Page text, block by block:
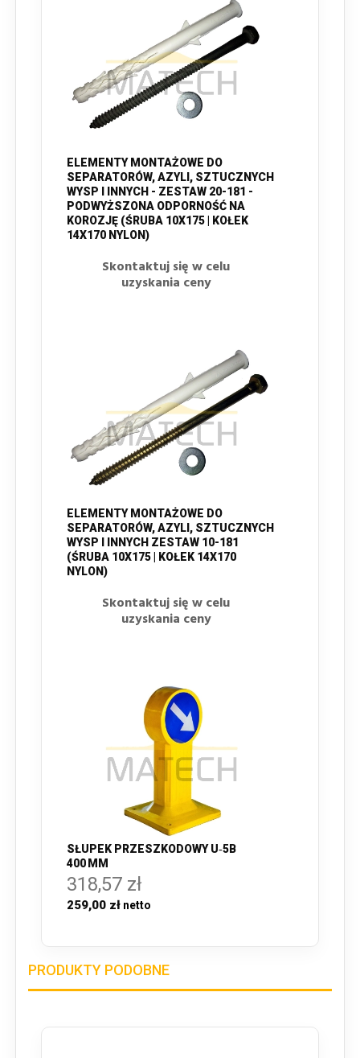
ELEMENTY MONTAŻOWE DO
SEPARATORÓW, AZYLI, SZTUCZNYCH
WYSP I INNYCH - ZESTAW 20-181 -
PODWYŻSZONA ODPORNOŚĆ NA
KOROZJĘ (ŚRUBA 10X175 | KOŁEK
14X170 NYLON)
Skontaktuj się w celu
uzyskania ceny
ELEMENTY MONTAŻOWE DO
SEPARATORÓW, AZYLI, SZTUCZNYCH
WYSP I INNYCH ZESTAW 10-181
(ŚRUBA 10X175 | KOŁEK 14X170
NYLON)
Skontaktuj się w celu
uzyskania ceny
SŁUPEK PRZESZKODOWY U‑5B
400 MM
318,57 zł
259,00 zł
PRODUKTY PODOBNE